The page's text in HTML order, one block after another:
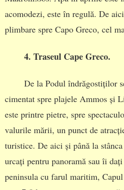
acomodezi, este în regulă. De
plimbare spre Capo Greco, cel
4. Traseul Cape Greco.
De la Podul îndrăgostiților
cimentat spre plajele Ammos și
este printre pietre, spre
valurile mării, un punct de
turistice. De aici și până la
urcați pentru panoramă sau îi
peninsula cu farul maritim,